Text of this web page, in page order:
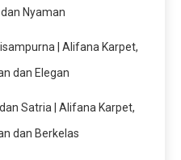
Nyaman
| Alifana Karpet,
dan Elegan
Satria | Alifana Karpet,
dan Berkelas